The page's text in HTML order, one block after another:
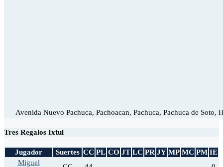
Avenida Nuevo Pachuca, Pachoacan, Pachuca, Pachuca de Soto,
Tres Regalos Ixtul
Jugador Suertes CC PL CO JT LC PR JY MP MC PM IE
Miguel